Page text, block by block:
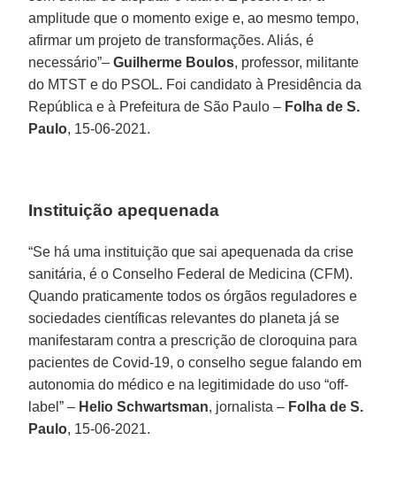
amplitude que o momento exige e, ao mesmo tempo,
afirmar um projeto de transformações. Aliás, é
necessário”–Guilherme Boulos, professor, militante
do MTST e do PSOL. Foi candidato à Presidência da
República e à Prefeitura de São Paulo – Folha de S.
Paulo, 15-06-2021.
Instituição apequenada
“Se há uma instituição que sai apequenada da crise
sanitária, é o Conselho Federal de Medicina (CFM).
Quando praticamente todos os órgãos reguladores e
sociedades científicas relevantes do planeta já se
manifestaram contra a prescrição de cloroquina para
pacientes de Covid-19, o conselho segue falando em
autonomia do médico e na legitimidade do uso “off-
label” – Helio Schwartsman, jornalista – Folha de S.
Paulo, 15-06-2021.